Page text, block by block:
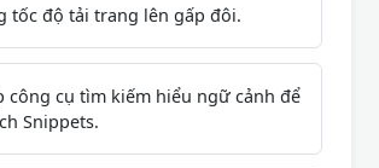
tốc độ tải trang lên gấp đôi.
công cụ tìm kiếm hiểu ngữ cảnh để
Snippets.